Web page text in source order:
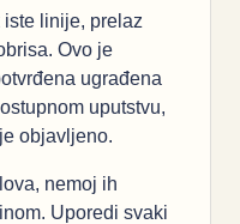
iste linije, prelaz
Ovo je
ugrađena
uputstvu,
objavljeno.
nemoj ih
Uporedi svaki